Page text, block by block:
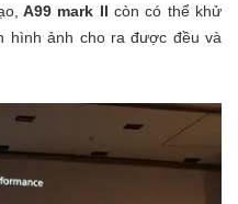
A99 mark II còn có thể khử
hình ảnh cho ra được đều và